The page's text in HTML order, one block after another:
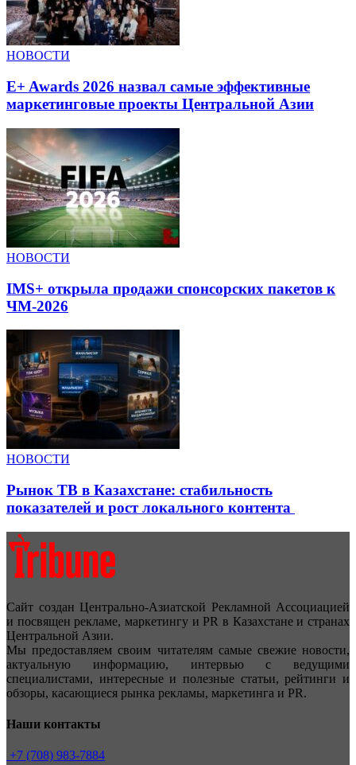
НОВОСТИ
E+ Awards 2026 назвал самые эффективные
маркетинговые проекты Центральной Азии
НОВОСТИ
IMS+ открыла продажи спонсорских пакетов к
ЧМ-2026
НОВОСТИ
Рынок ТВ в Казахстане: стабильность
показателей и рост локального контента
Сайт создан Центрально-Азиатской Рекламной Ассоциацией
и посвящен рекламе, маркетингу и PR в Казахстане и странах
Центральной Азии.
Мы предоставляем своим читателям самые свежие новости,
актуальную информацию, интервью с ведущими
специалистами, интересные и полезные статьи, рейтинги и
обзоры, касающиеся рынка рекламы, маркетинга и PR.
Наши контакты
+7 (708) 983-7884